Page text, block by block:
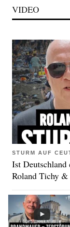
VIDEO
STURM AUF
Ist Deutschland
Roland Tichy